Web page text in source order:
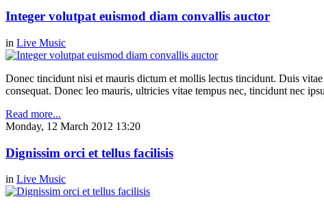
Integer volutpat euismod diam convallis auctor
in Live Music
Donec tincidunt nisi et mauris dictum et mollis lectus tincidunt. Duis
consequat. Donec leo mauris, ultricies vitae tempus nec, tincidunt nec
Read more...
Monday, 12 March 2012 13:20
Dignissim orci et tellus facilisis
in Live Music